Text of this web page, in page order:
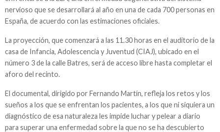
nervioso que se desarrollará al año en una de cada 700 personas en
España, de acuerdo con las estimaciones oficiales.
La proyección, que comenzará a las 11.30 horas en el auditorio de la
casa de Infancia, Adolescencia y Juventud (CIAJ), ubicado en el
número 3 de la calle Batres, será de acceso libre hasta completar el
aforo del recinto.
El documental, dirigido por Fernando Martín, refleja los retos y los
sueños a los que se enfrentan los pacientes, a los que ni siquiera un
diagnóstico de esa naturaleza les impide luchar y pelear a diario
para superar una enfermedad sobre la que no se ha descubierto